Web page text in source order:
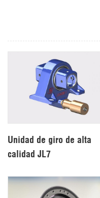
Unidad de giro de alta
calidad JL7